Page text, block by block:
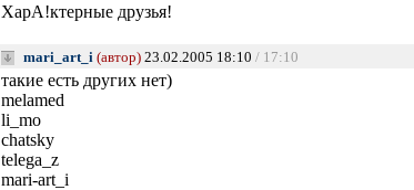
ХарА!ктерные друзья!
mari_art_i (автор)23.02.2005 18:10 / 17:10
такие есть других нет)
melamed
li_mo
chatsky
telega_z
mari-art_i